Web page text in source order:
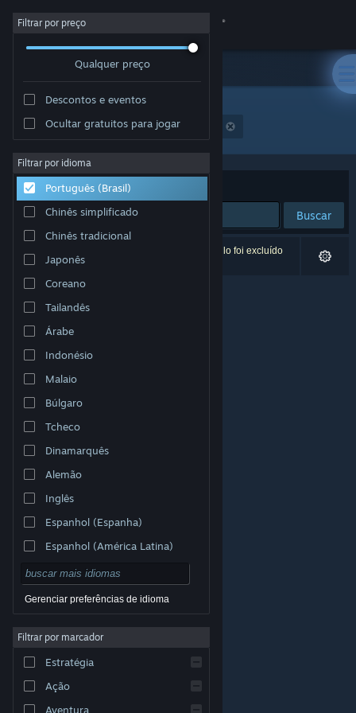
Iniciar sessão
Sobre
Suporte
Alterar idioma
Baixe o aplicativo móvel do Steam
Ver versão para computadores
© Valve Corporation. Todos os direitos reservados.
respectivos donos nos EUA e em outros países.
Acessibilidade
Reembolsos|Cookies
Filtrar por preço
Qualquer preço
Descontos e eventos
Ocultar gratuitos para jogar
Filtrar por idioma
Português (Brasil)
Chinês simplificado
Chinês tradicional
Japonês
Coreano
Tailandês
Árabe
Indonésio
Malaio
Búlgaro
Tcheco
Dinamarquês
Alemão
Inglês
Espanhol (Espanha)
Espanhol (América Latina)
Gerenciar preferências de idioma
Filtrar por marcador
Estratégia
Ação
Aventura
Desenvolvedor: Winning Streak Games GmbH
Ordenar por Relevância
Buscar
0 resultados correspondem à sua busca. Um título foi excluído
de acordo com as suas preferências.